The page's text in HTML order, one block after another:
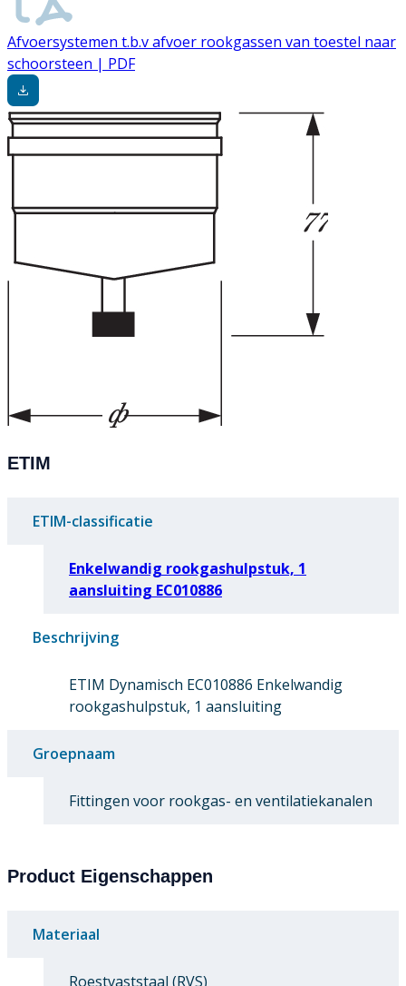
Afvoersystemen t.b.v afvoer rookgassen van toestel naar
schoorsteen | PDF
ETIM
ETIM-classificatie
Enkelwandig rookgashulpstuk, 1
aansluiting EC010886
Beschrijving
ETIM Dynamisch EC010886 Enkelwandig
rookgashulpstuk, 1 aansluiting
Groepnaam
Fittingen voor rookgas- en ventilatiekanalen
Product Eigenschappen
Materiaal
Roestvaststaal (RVS)